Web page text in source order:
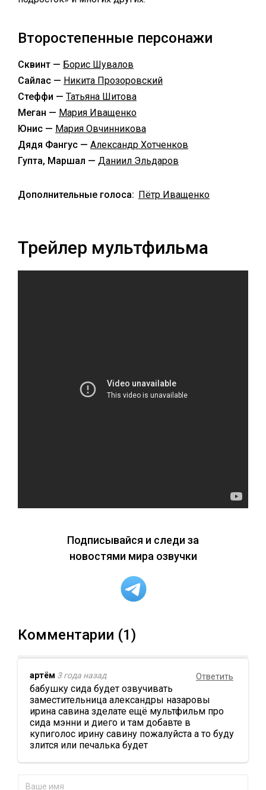
Второстепенные персонажи
Сквинт — Борис Шувалов
Сайлас — Никита Прозоровский
Стеффи — Татьяна Шитова
Меган — Мария Иващенко
Юнис — Мария Овчинникова
Дядя Фангус — Александр Хотченков
Гупта, Маршал — Даниил Эльдаров
Дополнительные голоса: Пётр Иващенко
Трейлер мультфильма
Подписывайся и следи за
новостями мира озвучки
Комментарии (1)
Ответить
артём 3 года назад
бабушку сида будет озвучивать
заместительница александры назаровы
ирина савина зделате ещё мультфильм про
сида мэнни и диего и там добавте в
купиголос ирину савину пожалуйста а то буду
злится или печалька будет